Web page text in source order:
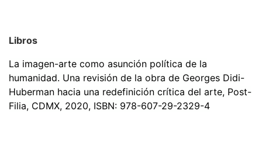
Libros
La imagen-arte como asunción política de la
humanidad. Una revisión de la obra de Georges Didi-
Huberman hacia una redefinición crítica del arte, Post-
Filia, CDMX, 2020, ISBN: 978-607-29-2329-4